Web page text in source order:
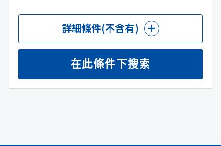
詳細條件(不含有)
在此條件下搜索